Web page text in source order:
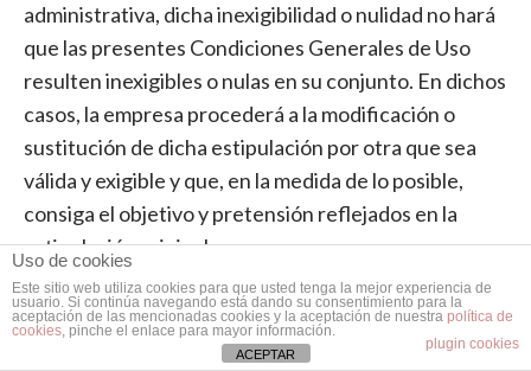
administrativa, dicha inexigibilidad o nulidad no hará
que las presentes Condiciones Generales de Uso
resulten inexigibles o nulas en su conjunto. En dichos
casos, la empresa procederá a la modificación o
sustitución de dicha estipulación por otra que sea
válida y exigible y que, en la medida de lo posible,
consiga el objetivo y pretensión reflejados en la
estipulación original.
VENTANAS MUÑOZ
Uso de cookies
Este sitio web utiliza cookies para que usted tenga la mejor experiencia de
usuario. Si continúa navegando está dando su consentimiento para la
aceptación de las mencionadas cookies y la aceptación de nuestra política de
cookies, pinche el enlace para mayor información.
plugin cookies
ACEPTAR